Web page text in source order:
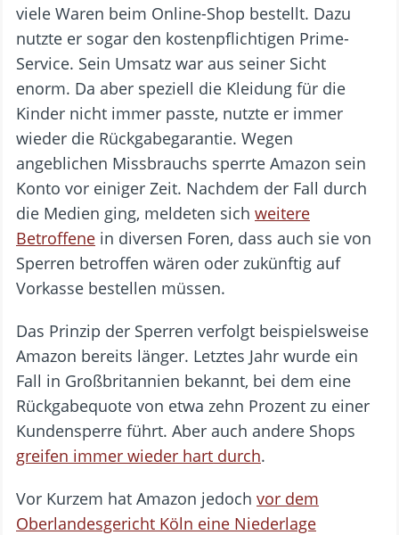
viele Waren beim Online-Shop bestellt. Dazu
nutzte er sogar den kostenpflichtigen Prime-
Service. Sein Umsatz war aus seiner Sicht
enorm. Da aber speziell die Kleidung für die
Kinder nicht immer passte, nutzte er immer
wieder die Rückgabegarantie. Wegen
angeblichen Missbrauchs sperrte Amazon sein
Konto vor einiger Zeit. Nachdem der Fall durch
die Medien ging, meldeten sich weitere
Betroffene in diversen Foren, dass auch sie von
Sperren betroffen wären oder zukünftig auf
Vorkasse bestellen müssen.
Das Prinzip der Sperren verfolgt beispielsweise
Amazon bereits länger. Letztes Jahr wurde ein
Fall in Großbritannien bekannt, bei dem eine
Rückgabequote von etwa zehn Prozent zu einer
Kundensperre führt. Aber auch andere Shops
greifen immer wieder hart durch.
Vor Kurzem hat Amazon jedoch vor dem
Oberlandesgericht Köln eine Niederlage